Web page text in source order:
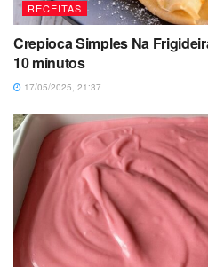
RECEITAS
Crepioca Simples Na
10 minutos
17/05/2025, 21:37